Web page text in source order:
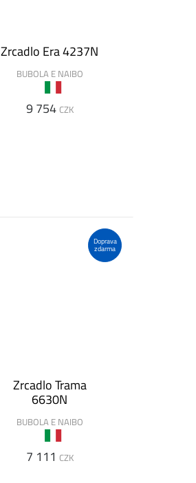
Zrcadlo Era 4237N
BUBOLA E NAIBO
9 754 CZK
Doprava
zdarma
Zrcadlo Trama
6630N
BUBOLA E NAIBO
7 111 CZK